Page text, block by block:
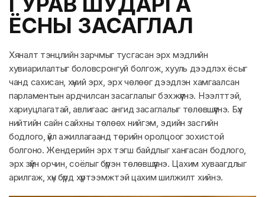
ЁСНЫ ЗАСАГЛАЛ
Хяналт тэнцлийн зарчмыг тусгасан эрх мэдлийн
хувиарилалтыг боловсронгуй болгож, хууль дээдлэх ёсыг
чанд сахисан, хүний эрх, эрх чөлөөг дээдлэн хамгаалсан
парламентын ардчилсан засаглалыг бэхжүүлнэ. Нээлттэй,
хариуцлагатай, авлигаас ангид засаглалыг төлөвшүүлнэ. Бүх
нийтийн сайн сайхны төлөөх нийгэм, эдийн засгийн
бодлого, үйл ажиллагаанд төрийн оролцоог зохистой
болгоно. Жендерийн эрх тэгш байдлыг хангасан бодлого,
эрх зүйн орчин, соёлыг бүрэн төлөвшүүлнэ. Цахим хуваагдлыг
арилгаж, хүн бүрд хүртээмжтэй цахим шилжилт хийнэ.